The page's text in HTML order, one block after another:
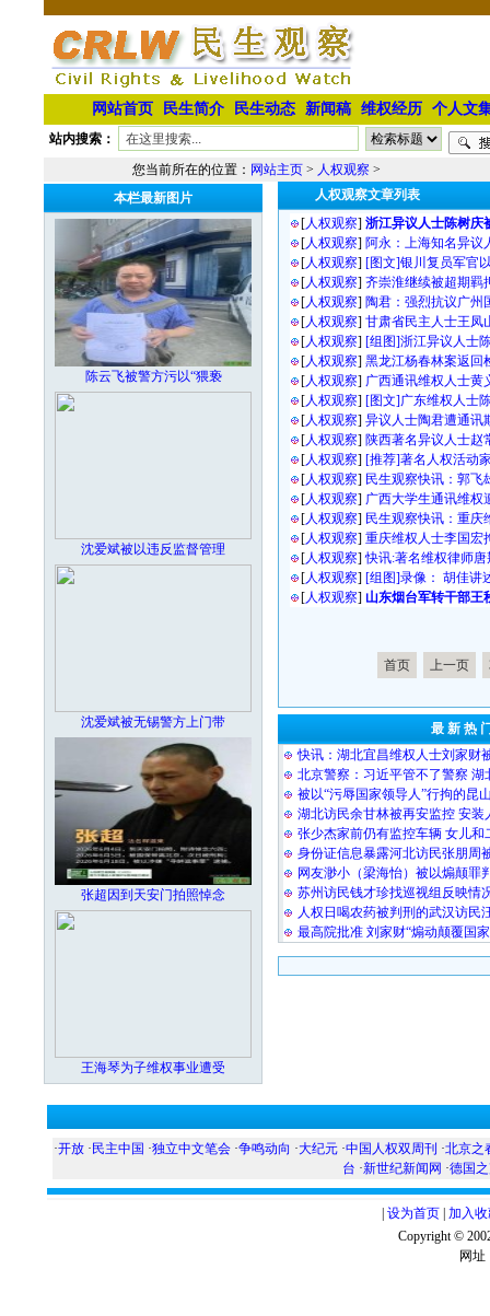
网站首页 民生简介 民生动态 新闻稿 维权经历 个人文
站内搜索：
您当前所在的位置： 网站主页 > 人权观察 >
本栏最新图片
陈云飞被警方污以“猥亵
沈爱斌被以违反监督管理
沈爱斌被无锡警方上门带
张超因到天安门拍照悼念
王海琴为子维权事业遭受
人权观察文章列表
[人权观察] 浙江异议人士陈树庆
[人权观察] 阿永：上海知名异议
[人权观察] [图文]银川复员军官
[人权观察] 齐崇淮继续被超期羁
[人权观察] 陶君：强烈抗议广州
[人权观察] 甘肃省民主人士王凤
[人权观察] [组图]浙江异议人士
[人权观察] 黑龙江杨春林案返回
[人权观察] 广西通讯维权人士黄
[人权观察] [图文]广东维权人士
[人权观察] 异议人士陶君遭通讯
[人权观察] 陕西著名异议人士赵
[人权观察] [推荐]著名人权活动
[人权观察] 民生观察快讯：郭飞
[人权观察] 广西大学生通讯维权
[人权观察] 民生观察快讯：重庆
[人权观察] 重庆维权人士李国宏
[人权观察]快讯:著名维权律师
[人权观察] [组图]录像： 胡佳讲
[人权观察] 山东烟台军转干部王
首页 上一页
最 新 热
快讯：湖北宜昌维权人士刘家财
北京警察：习近平管不了警察 湖
被以“污辱国家领导人”行拘的昆
湖北访民余甘林被再安监控 安装
张少杰家前仍有监控车辆 女儿和
身份证信息暴露河北访民张朋周
网友渺小（梁海怡）被以煽颠罪
苏州访民钱才珍找巡视组反映情
人权日喝农药被判刑的武汉访民
最高院批准 刘家财“煽动颠覆国
·开放 · 民主中国 ·独立中文笔会 ·争鸣动向 ·大纪元 ·中国人权双周刊 ·北京之
台 ·新世纪新闻网 ·德国
设为首页 加入
Copyright ©
网址